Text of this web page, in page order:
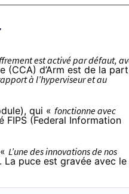
est activé par défaut,
(CCA) d’Arm est de la
à l’hyperviseur et au
qui « fonctionne avec
(Federal Information
L’une des innovations de nos
La puce est gravée avec le